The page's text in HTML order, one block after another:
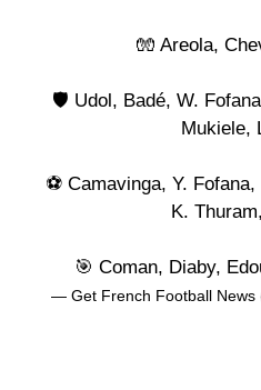
🧤 Areola,
🛡️ Udol, Badé, W.
Mukiele,
⚽️ Camavinga, Y.
K.
🎯 Coman, Diaby,
— Get French Football News